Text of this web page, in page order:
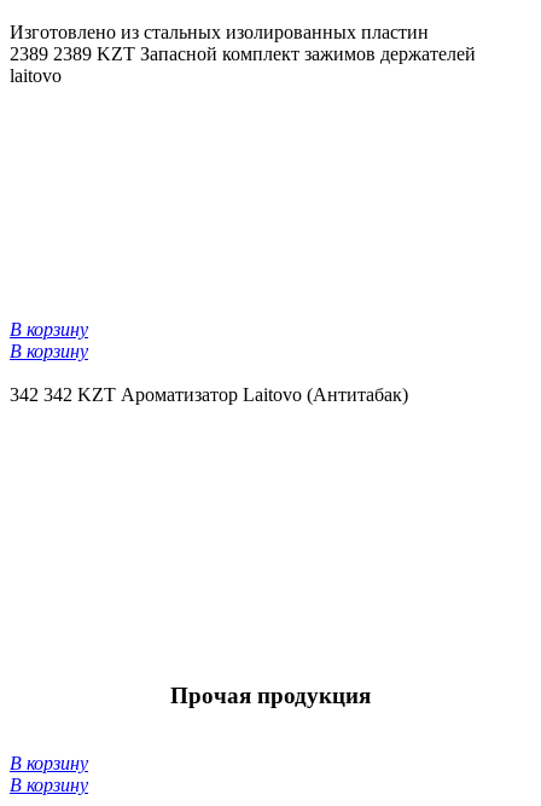
Изготовлено из стальных изолированных пластин
2389 2389 KZT Запасной комплект зажимов держателей
laitovo
В корзину
В корзину
342 342 KZT Ароматизатор Laitovo (Антитабак)
Прочая продукция
В корзину
В корзину